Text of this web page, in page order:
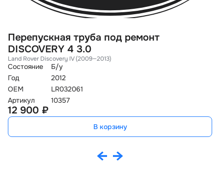
Перепускная труба под ремонт
DISCOVERY 4 3.0
Land Rover Discovery IV (2009—2013)
Состояние
Б/у
Год
2012
OEM
LR032061
Артикул
10357
12 900 ₽
В корзину